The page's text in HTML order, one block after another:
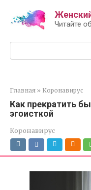
контенту
Читайте
Главная » Коронавирус
Как прекратить
эгоисткой
Коронавирус